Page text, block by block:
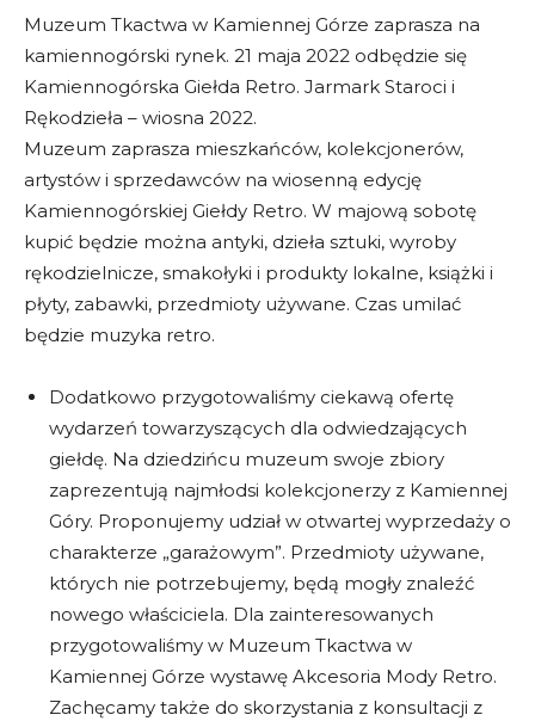
Muzeum Tkactwa w Kamiennej Górze zaprasza na
kamiennogórski rynek. 21 maja 2022 odbędzie się
Kamiennogórska Giełda Retro. Jarmark Staroci i
Rękodzieła – wiosna 2022.
Muzeum zaprasza mieszkańców, kolekcjonerów,
artystów i sprzedawców na wiosenną edycję
Kamiennogórskiej Giełdy Retro. W majową sobotę
kupić będzie można antyki, dzieła sztuki, wyroby
rękodzielnicze, smakołyki i produkty lokalne, książki i
płyty, zabawki, przedmioty używane. Czas umilać
będzie muzyka retro.
Dodatkowo przygotowaliśmy ciekawą ofertę
wydarzeń towarzyszących dla odwiedzających
giełdę. Na dziedzińcu muzeum swoje zbiory
zaprezentują najmłodsi kolekcjonerzy z Kamiennej
Góry. Proponujemy udział w otwartej wyprzedaży o
charakterze „garażowym”. Przedmioty używane,
których nie potrzebujemy, będą mogły znaleźć
nowego właściciela. Dla zainteresowanych
przygotowaliśmy w Muzeum Tkactwa w
Kamiennej Górze wystawę Akcesoria Mody Retro.
Zachęcamy także do skorzystania z konsultacji z